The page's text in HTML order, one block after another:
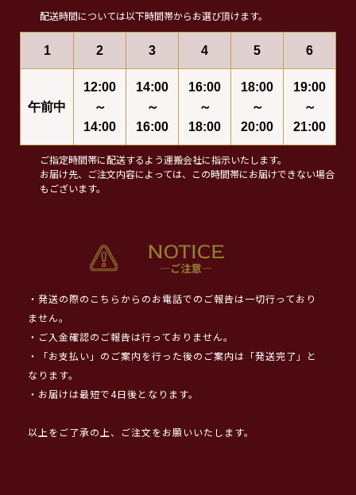
配送時間については以下時間帯からお選び頂けます。
1 2 3 4 5 6
午前中
12:00
～
14:00
14:00
～
16:00
16:00
～
18:00
18:00
～
20:00
19:00
～
21:00
ご指定時間帯に配送するよう運搬会社に指示いたします。
お届け先、ご注文内容によっては、この時間帯にお届けできない場合
もございます。
・発送の際のこちらからのお電話でのご報告は一切行っており
ません。
・ご入金確認のご報告は行っておりません。
・「お支払い」のご案内を行った後のご案内は「発送完了」と
なります。
・お届けは最短で4日後となります。
以上をご了承の上、ご注文をお願いいたします。